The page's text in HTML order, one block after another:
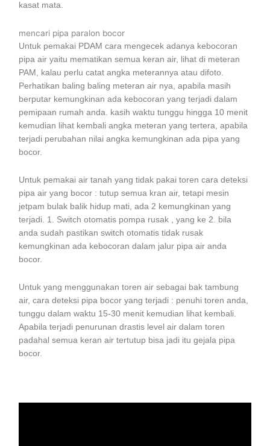
kasat mata.
mencari pipa paralon bocor
Untuk pemakai PDAM cara mengecek adanya kebocoran
pipa air yaitu mematikan semua keran air, lihat di meteran
PAM, kalau perlu catat angka meterannya atau difoto.
Perhatikan baling baling meteran air nya, apabila masih
berputar kemungkinan ada kebocoran yang terjadi dalam
pemipaan rumah anda. kasih waktu tunggu hingga 10 menit
kemudian lihat kembali angka meteran yang tertera, apabila
terjadi perubahan nilai angka kemungkinan ada pipa yang
bocor.
Untuk pemakai air tanah yang tidak pakai toren cara deteksi
pipa air yang bocor : tutup semua kran air, tetapi mesin
jetpam bulak balik hidup mati, ada 2 kemungkinan yang
terjadi. 1. Switch otomatis pompa rusak , yang ke 2. bila
anda sudah pastikan switch otomatis tidak rusak
kemungkinan ada kebocoran dalam jalur pipa air anda
bocor.
Untuk yang menggunakan toren air sebagai bak tambung
air, cara deteksi pipa bocor yang terjadi : penuhi toren anda,
tunggu dalam waktu 15-30 menit kemudian lihat kembali.
Apabila terjadi penurunan drastis level air dalam toren
padahal semua keran air tertutup bisa jadi itu gejala pipa
bocor.